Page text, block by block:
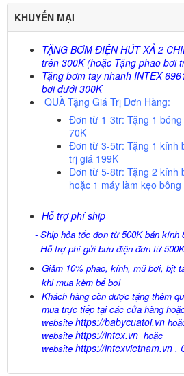
KHUYẾN MẠI
TẶNG BƠM ĐIỆN HÚT XẢ 2
trên 300K (hoặc Tặng phao bơi
Tặng bơm tay nhanh INTEX
bơi dưới 300K
QUÀ Tặng Giá Trị Đơn Hàng:
Đơn từ 1-3tr: Tặng 1
70K
Đơn từ 3-5tr: Tặng 1 kính
trị giá 199K
Đơn từ 5-8tr: Tặng 2 kính
hoặc 1 máy làm kẹo
Hỗ trợ phí ship
- Ship hỏa tốc đơn từ 500K bán kính
- Hỗ trợ phí gửi bưu điện đơn từ 500K
Giảm 10% phao, kính, mũ bơi, bịt
khi mua kèm bể bơi
Khách hàng còn được tặng thêm
mua trực tiếp tại các cửa hàng
website https://babycuatoi.vn
website https://intex.vn hoặc
website https://intexvietnam.vn .